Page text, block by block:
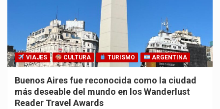
VIAJES CULTURA TURISMO ARGENTINA
Buenos Aires fue reconocida como la ciudad
más deseable del mundo en los Wanderlust
Reader Travel Awards